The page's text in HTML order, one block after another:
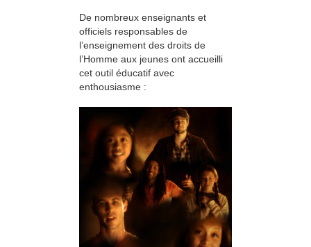
De nombreux enseignants et
officiels responsables de
l’enseignement des droits de
l’Homme aux jeunes ont accueilli
cet outil éducatif avec
enthousiasme :